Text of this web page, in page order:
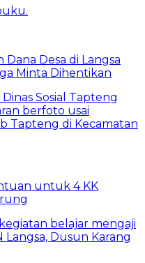
Desa di Langsa
Minta Dihentikan
untuk 4 KK